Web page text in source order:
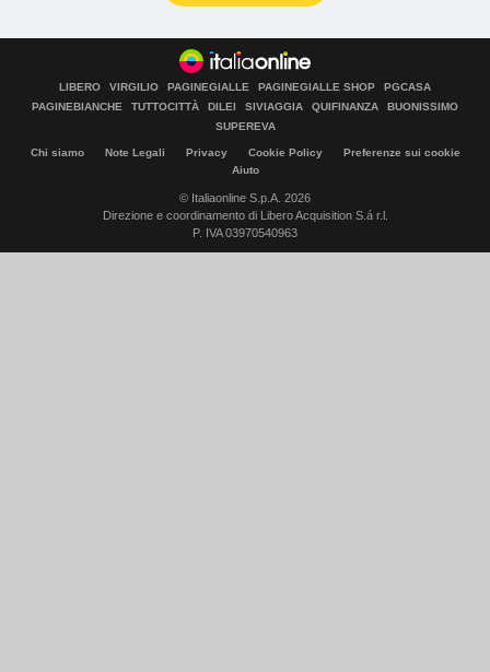
LIBERO VIRGILIO PAGINEGIALLE PAGINEGIALLE SHOP
PGCASA
PAGINEBIANCHE
TUTTOCITTÀ DILEI SIVIAGGIA QUIFINANZA
BUONISSIMO
SUPEREVA
Chi siamo Note Legali Privacy Cookie Policy
Preferenze sui cookie
Aiuto
© Italiaonline S.p.A. 2026
Direzione e coordinamento di Libero Acquisition S.á r.l.
P. IVA 03970540963